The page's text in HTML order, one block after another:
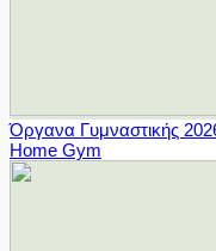
Όργανα Γυμναστικής
Home Gym